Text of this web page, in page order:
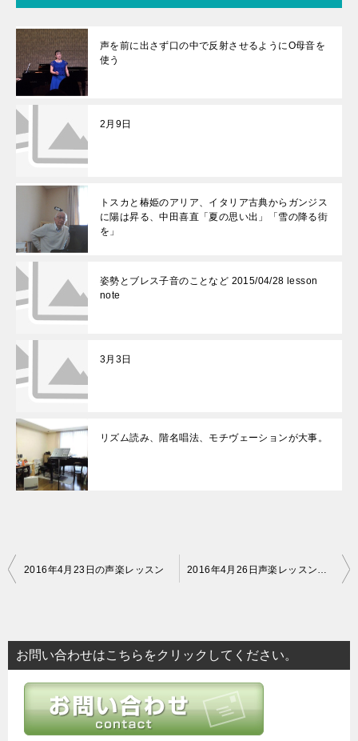
声を前に出さず口の中で反射させるようにO母音を
使う
2月9日
トスカと椿姫のアリア、イタリア古典からガンジス
に陽は昇る、中田喜直「夏の思い出」「雪の降る街
を」
姿勢とブレス子音のことなど 2015/04/28 lesson
note
3月3日
リズム読み、階名唱法、モチヴェーションが大事。
投
ビ
ゲ
2016年4月23日の声楽レッスン 2016年4月26日声楽レッスン、換声点の発声他。
お問い合わせはこちらをクリックしてください。